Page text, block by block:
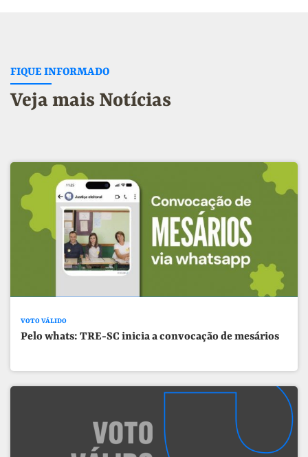
FIQUE INFORMADO
Veja mais Notícias
VOTO VÁLIDO
Pelo whats: TRE-SC inicia a convocação de mesários